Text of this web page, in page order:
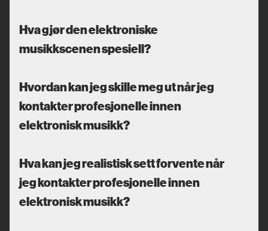
Hva gjør den elektroniske
musikkscenen spesiell?
Hvordan kan jeg skille meg ut når jeg
kontakter profesjonelle innen
elektronisk musikk?
Hva kan jeg realistisk sett forvente når
jeg kontakter profesjonelle innen
elektronisk musikk?